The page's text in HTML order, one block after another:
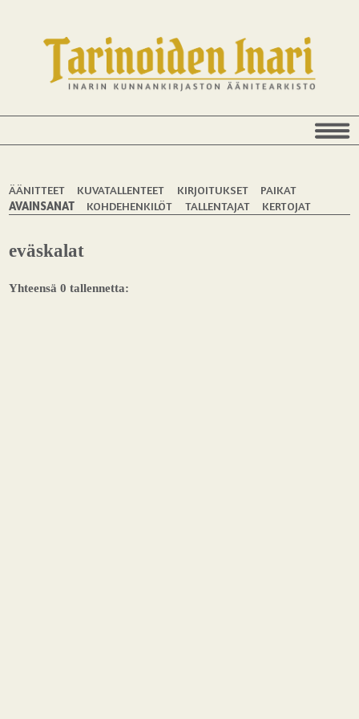
ÄÄNITTEET KUVATALLENTEET KIRJOITUKSET
PAIKAT
AVAINSANAT
KOHDEHENKILÖT TALLENTAJAT KERTOJAT
eväskalat
Yhteensä 0 tallennetta: